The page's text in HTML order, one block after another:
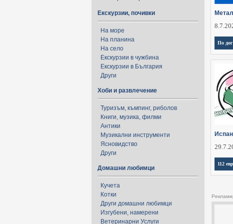
Екскурзии, почивки
На море
На планина
На село
Екскурзии в чужбина
Екскурзии в България
Други
Хоби и развлечение
Туризъм, къмпинг, риболов
Книги, музика, филми
Антики
Музикални инструменти
Ясновидство
Други
Домашни любимци
Кучета
Котки
Други домашни любимци
Изгубени, намерени
Ветеринарни Услуги
По
112